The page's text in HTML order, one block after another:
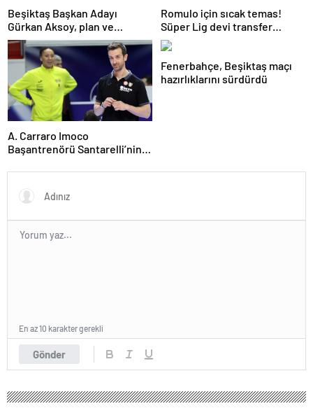
Beşiktaş Başkan Adayı
Gürkan Aksoy, plan ve
projelerini anlattı
Romulo için sıcak temas!
Süper Lig devi transfer
ateşini yaktı!
A. Carraro Imoco
Başantrenörü Santarelli’nin
VakıfBank
Fenerbahçe, Beşiktaş maçı
hazırlıklarını sürdürdü
Gönder
En az 10 karakter gerekli